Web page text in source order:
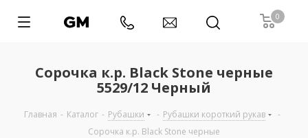
0
Сорочка к.р. Black Stone черные
5529/12 Черный
Главная - Каталог - Рубашки - Рубашки короткий рукав
-
Сорочка к.р. Black Stone черные